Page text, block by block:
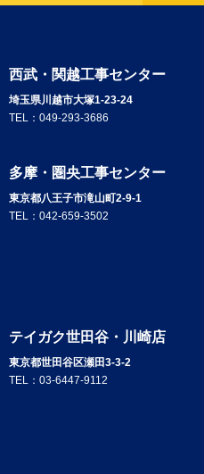
西武・関越工事センター
埼玉県川越市大塚1-23-24
TEL： 049-293-3686
多摩・圏央工事センター
東京都八王子市滝山町2-9-1
TEL： 042-659-3502
テイガク世田谷・川崎店
東京都世田谷区瀬田3-3-2
TEL： 03-6447-9112